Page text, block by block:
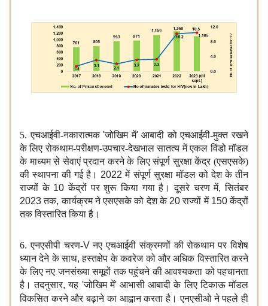
5. एचआईवी-नकारात्मक'जोखिम में'आबादी को एचआईवी-मुक्त रखने
के लिए रोकथाम-परीक्षण-उपचार-देखभाल सातत्य में एकल विंडो मॉडल
के माध्यम से सेवाएं प्रदान करने के लिए संपूर्ण सुरक्षा केंद्र (एसएसके)
की स्थापना की गई है। 2022में संपूर्ण सुरक्षा मॉडल को देश के तीन
राज्यों के 10केंद्रों पर शुरू किया गया है। दूसरे चरण में,सितंबर
2023तक,कार्यक्रम ने एसएसके को देश के 20राज्यों में 150केंद्रों
तक विस्तारित किया है।
6. एनएसीपी चरण-Vनए एचआईवी संक्रमणों की रोकथाम पर विशेष
ध्यान देने के साथ,हस्तक्षेप के कवरेज को और अधिक विस्तारित करने
के लिए नए जनसंख्या समूहों तक पहुंचने की आवश्यकता को पहचानता
है। तदनुसार,यह 'जोखिम में'आभासी आबादी के लिए टिकाऊ मॉडल
विकसित करने और बढ़ाने का आह्वान करता है। एनएसीओ ने पहले ही